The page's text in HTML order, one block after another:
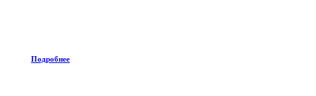
Подробнее